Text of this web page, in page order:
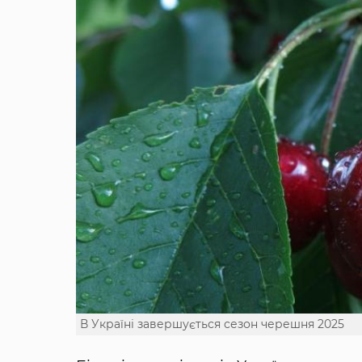
В Україні завершується сезон черешня 2025